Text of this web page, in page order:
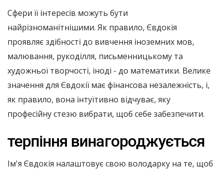
Сфери її інтересів можуть бути
найрізноманітнішими. Як правило, Євдокія
проявляє здібності до вивчення іноземних мов,
малювання, рукоділля, письменницькому та
художньої творчості, іноді - до математики. Велике
значення для Євдокії має фінансова незалежність, і,
як правило, вона інтуїтивно відчуває, яку
професійну стезю вибрати, щоб себе забезпечити.
терпіння винагороджується
Ім'я Євдокія налаштовує свою володарку на те, щоб